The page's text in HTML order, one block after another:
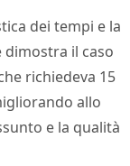
dei tempi e la
dimostra il caso
richiedeva 15
allo
e la qualità